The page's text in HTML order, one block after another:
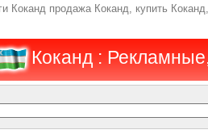
Коканд продажа Коканд, купить
Коканд :